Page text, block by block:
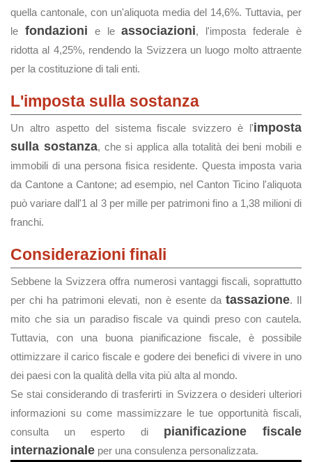
quella cantonale, con un'aliquota media del 14,6%. Tuttavia, per
le fondazioni e leassociazioni, l'imposta federale è
ridotta al 4,25%, rendendo la Svizzera un luogo molto attraente
per la costituzione di tali enti.
L'imposta sulla sostanza
Un altro aspetto del sistema fiscale svizzero è l'imposta
sulla sostanza, che si applica alla totalità dei beni mobili e
immobili di una persona fisica residente. Questa imposta varia
da Cantone a Cantone; ad esempio, nel Canton Ticino l'aliquota
può variare dall'1 al 3 per mille per patrimoni fino a 1,38 milioni di
franchi.
Considerazioni finali
Sebbene la Svizzera offra numerosi vantaggi fiscali, soprattutto
per chi ha patrimoni elevati, non è esente da tassazione. Il
mito che sia un paradiso fiscale va quindi preso con cautela.
Tuttavia, con una buona pianificazione fiscale, è possibile
ottimizzare il carico fiscale e godere dei benefici di vivere in uno
dei paesi con la qualità della vita più alta al mondo.
Se stai considerando di trasferirti in Svizzera o desideri ulteriori
informazioni su come massimizzare le tue opportunità fiscali,
consulta un esperto di pianificazione fiscale
internazionale per una consulenza personalizzata.